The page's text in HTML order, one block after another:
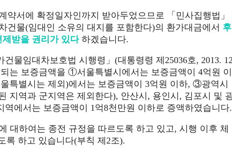
서에 확정일자인까지 받아두었으므로 「민사집행법」
건물(임대인 소유의 대지를 포함한다)의 환가대금에서 후
받을 권리가 있다하겠습니다.
물임대차보호법 시행령」(대통령령 제25036호, 2013.
는 보증금액을 ①서울특별시에서는 보증금액이 4억원 이
특별시는 제외)에서는 보증금액이 3억원 이하, ③광역시
지역과 군지역은 제외한다), 안산시, 용인시, 김포시 및
에서는 보증금액이 1억8천만원 이하로 증액하였습니다.
대하여는 종전 규정을 따르도록 하고 있고, 시행 이후 체
록 하고 있습니다(부칙 제2조).